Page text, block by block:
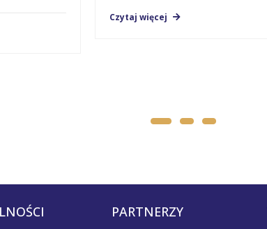
Czytaj więcej
PARTNERZY